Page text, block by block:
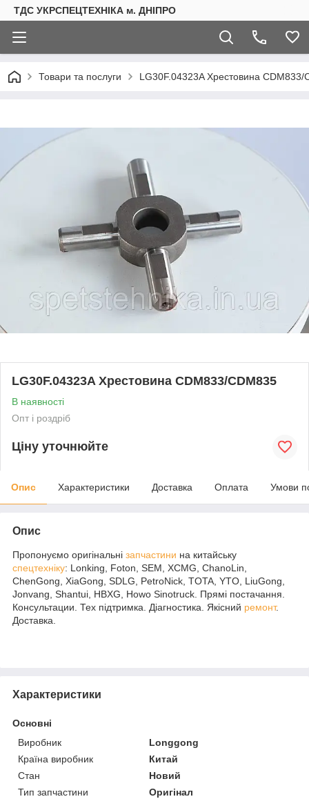
ТДС УКРСПЕЦТЕХНІКА м. ДНІПРО
Товари та послуги LG30F.04323A Хрестовина CDM833/
LG30F.04323A Хрестовина CDM833/CDM835
В наявності
Опт і роздріб
Ціну уточнюйте
Опис Характеристики Доставка Оплата Умови
Опис
Пропонуємо оригінальні запчастини на китайську
спецтехніку: Lonking, Foton, SEM, XCMG, ChanoLin,
ChenGong, XiaGong, SDLG, PetroNick, TOTA, YTO, LiuGong,
Jonvang, Shantui, HBXG, Howo Sinotruck. Прямі постачання.
Консультации. Тех підтримка. Діагностика. Якісний ремонт.
Доставка.
Характеристики
Основні
Виробник
Longgong
Країна виробник
Китай
Стан
Новий
Тип запчастини
Оригінал